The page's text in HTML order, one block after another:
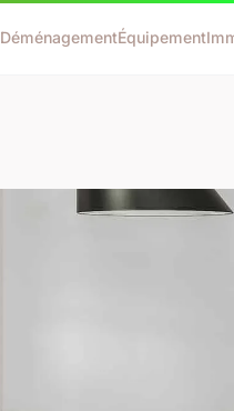
DéménagementÉquipement